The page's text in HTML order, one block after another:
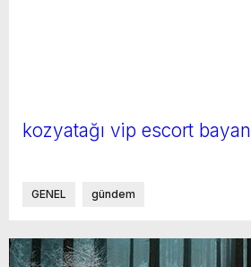
kozyatağı vip escort bayan
GENEL gündem